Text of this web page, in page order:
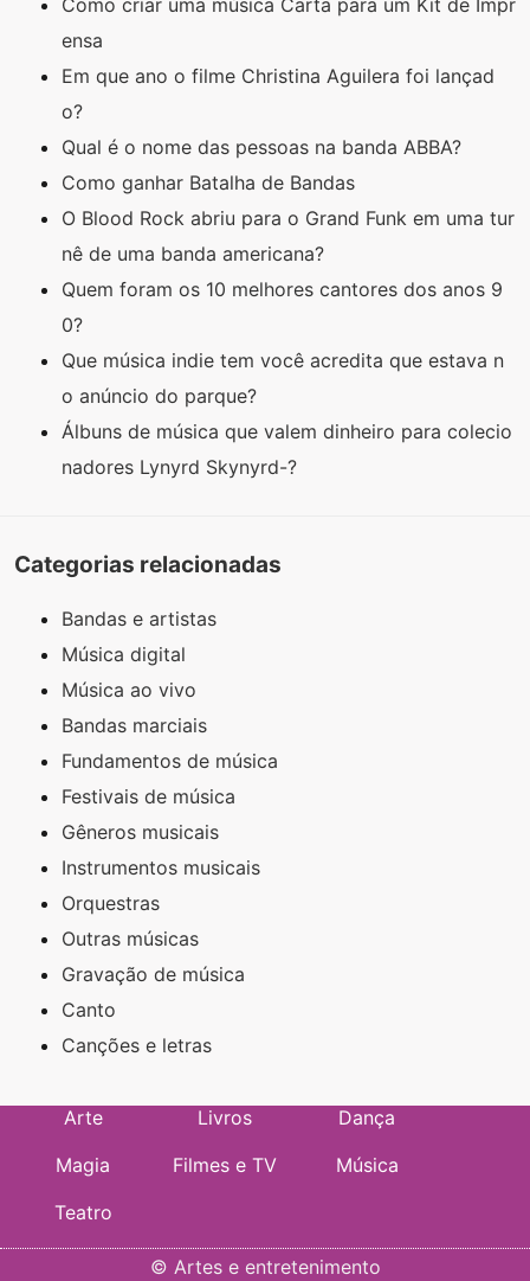
Como criar uma música Carta para um Kit de Impr
ensa
Em que ano o filme Christina Aguilera foi lançad
o?
Qual é o nome das pessoas na banda ABBA?
Como ganhar Batalha de Bandas
O Blood Rock abriu para o Grand Funk em uma tur
nê de uma banda americana?
Quem foram os 10 melhores cantores dos anos 9
0?
Que música indie tem você acredita que estava n
o anúncio do parque?
Álbuns de música que valem dinheiro para colecio
nadores Lynyrd Skynyrd-?
Categorias relacionadas
Bandas e artistas
Música digital
Música ao vivo
Bandas marciais
Fundamentos de música
Festivais de música
Gêneros musicais
Instrumentos musicais
Orquestras
Outras músicas
Gravação de música
Canto
Canções e letras
Arte Livros
Dança
Magia
Filmes e TV
Música
Teatro
© Artes e entretenimento